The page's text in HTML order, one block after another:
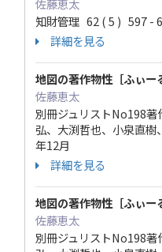
佐藤恵太
知財管理 62 ( 5 ) 597 -
詳細を見る
地図の著作物性［ふぃー
佐藤恵太
別冊ジュリストNo198
弘、大渕哲也、小泉直
年12月
詳細を見る
地図の著作物性［ふぃー
佐藤恵太
別冊ジュリストNo198